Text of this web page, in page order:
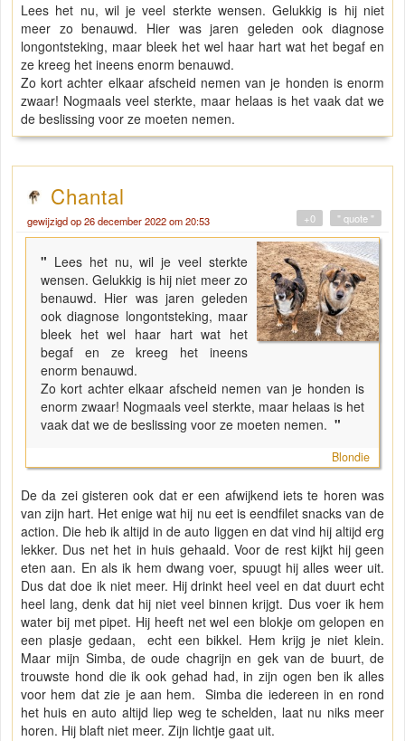
Lees het nu, wil je veel sterkte wensen. Gelukkig is hij niet
meer zo benauwd. Hier was jaren geleden ook diagnose
longontsteking, maar bleek het wel haar hart wat het begaf en
ze kreeg het ineens enorm benauwd.
Zo kort achter elkaar afscheid nemen van je honden is enorm
zwaar! Nogmaals veel sterkte, maar helaas is het vaak dat we
de beslissing voor ze moeten nemen.
Chantal
gewijzigd op 26 december 2022 om 20:53 " quote "
+0
" Lees het nu, wil je veel sterkte
wensen. Gelukkig is hij niet meer zo
benauwd. Hier was jaren geleden
ook diagnose longontsteking, maar
bleek het wel haar hart wat het
begaf en ze kreeg het ineens
enorm benauwd.
Zo kort achter elkaar afscheid nemen van je honden is
enorm zwaar! Nogmaals veel sterkte, maar helaas is het
vaak dat we de beslissing voor ze moeten nemen. "
Blondie
De da zei gisteren ook dat er een afwijkend iets te horen was
van zijn hart. Het enige wat hij nu eet is eendfilet snacks van de
action. Die heb ik altijd in de auto liggen en dat vind hij altijd erg
lekker. Dus net het in huis gehaald. Voor de rest kijkt hij geen
eten aan. En als ik hem dwang voer, spuugt hij alles weer uit.
Dus dat doe ik niet meer. Hij drinkt heel veel en dat duurt echt
heel lang, denk dat hij niet veel binnen krijgt. Dus voer ik hem
water bij met pipet. Hij heeft net wel een blokje om gelopen en
een plasje gedaan, echt een bikkel. Hem krijg je niet klein.
Maar mijn Simba, de oude chagrijn en gek van de buurt, de
trouwste hond die ik ook gehad had, in zijn ogen ben ik alles
voor hem dat zie je aan hem. Simba die iedereen in en rond
het huis en auto altijd liep weg te schelden, laat nu niks meer
horen. Hij blaft niet meer. Zijn lichtje gaat uit.